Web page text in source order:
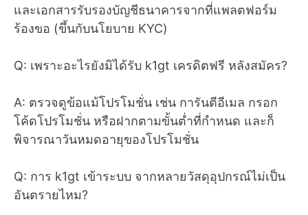
และเอกสารรับรองบัญชีธนาคารจากที่แพลตฟอร์ม
ร้องขอ (ขึ้นกับนโยบาย KYC)
Q: เพราะอะไรยังมิได้รับ k1gt เครดิตฟรี หลังสมัคร?
A: ตรวจดูข้อแม้โปรโมชั่น เช่น การันตีอีเมล กรอก
โค้ดโปรโมชั่น หรือฝากตามขั้นต่ำที่กำหนด และก็
พิจารณาวันหมดอายุของโปรโมชั่น
Q: การ k1gt เข้าระบบ จากหลายวัสดุอุปกรณ์ไม่เป็น
อันตรายไหม?